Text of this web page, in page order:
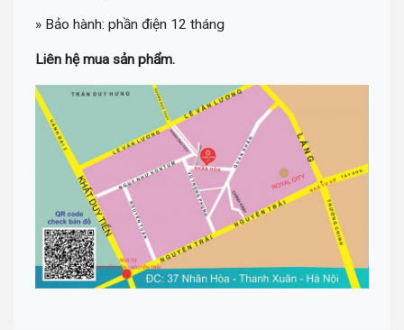
» Bảo hành: phần điện 12 tháng
Liên hệ mua sản phẩm.